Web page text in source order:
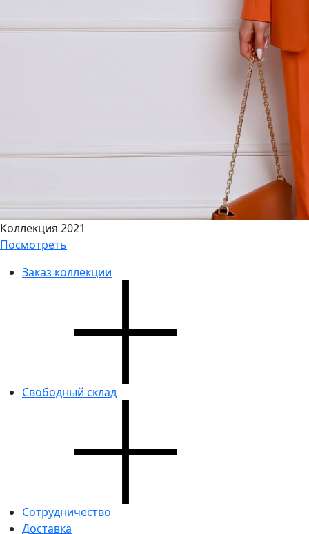
Коллекция 2021
Посмотреть
Заказ коллекции
Свободный склад
Сотрудничество
Доставка